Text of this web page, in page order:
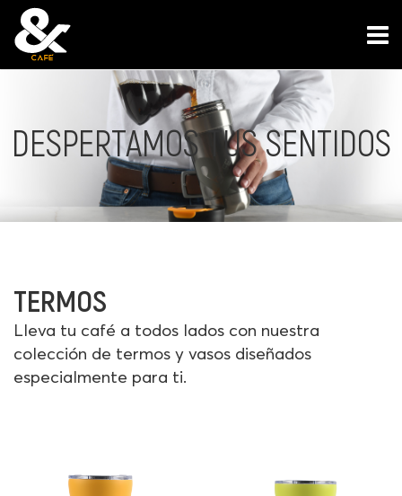
DESPERTAMOS TUS SENTIDOS
TERMOS
Lleva tu café a todos lados con nuestra
colección de termos y vasos diseñados
especialmente para ti.